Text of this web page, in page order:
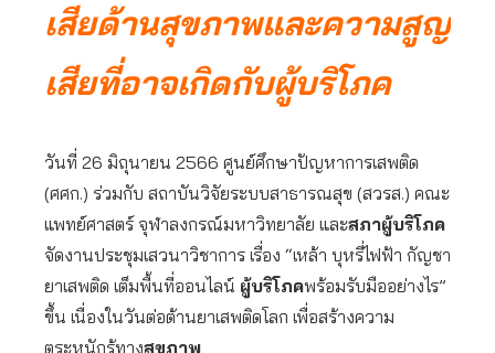
เสียด้านสุขภาพและความสูญ
เสียที่อาจเกิดกับผู้บริโภค
วันที่ 26 มิถุนายน 2566 ศูนย์ศึกษาปัญหาการเสพติด
(ศศก.) ร่วมกับ สถาบันวิจัยระบบสาธารณสุข (สวรส.) คณะ
แพทย์ศาสตร์ จุฬาลงกรณ์มหาวิทยาลัย และสภาผู้บริโภค
จัดงานประชุมเสวนาวิชาการ เรื่อง “เหล้า บุหรี่ไฟฟ้า กัญชา
ยาเสพติด เต็มพื้นที่ออนไลน์ ผู้บริโภคพร้อมรับมืออย่างไร”
ขึ้น เนื่องในวันต่อต้านยาเสพติดโลก เพื่อสร้างความ
ตระหนักรู้ทางสุขภาพ